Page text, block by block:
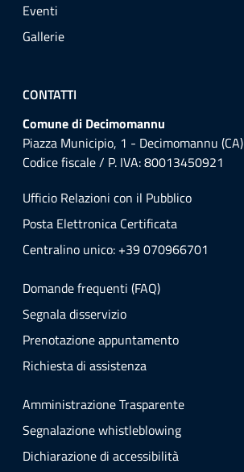
Eventi
Gallerie
CONTATTI
Comune di Decimomannu
Piazza Municipio, 1 - Decimomannu (CA)
Codice fiscale / P. IVA: 80013450921
Ufficio Relazioni con il Pubblico
Posta Elettronica Certificata
Centralino unico: +39 070966701
Domande frequenti (FAQ)
Segnala disservizio
Prenotazione appuntamento
Richiesta di assistenza
Amministrazione Trasparente
Segnalazione whistleblowing
Dichiarazione di accessibilità